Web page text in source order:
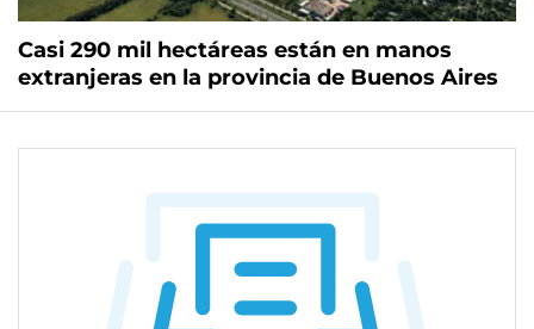
Casi 290 mil hectáreas están en manos
extranjeras en la provincia de Buenos Aires